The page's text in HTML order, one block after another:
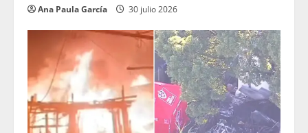
Ana Paula García 30 julio 2026